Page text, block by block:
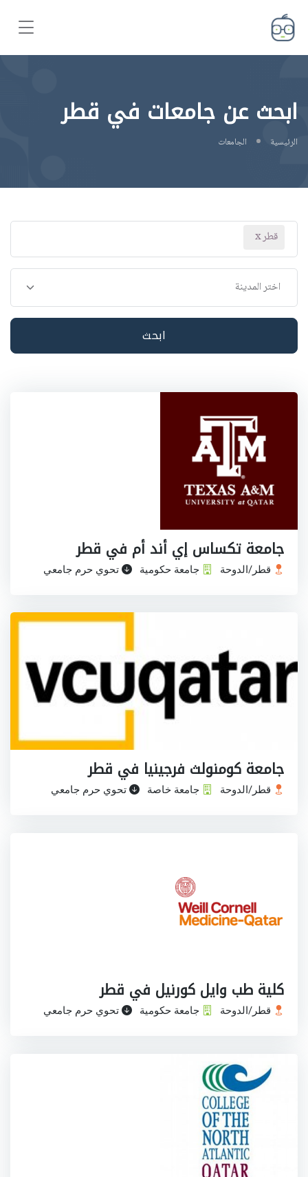
ابحث عن جامعات في قطر
الرئيسية الجامعات
قطر
ابحث
جامعة تكساس إي أند أم في قطر
قطر/الدوحة جامعة حكومية تحوي حرم جامعي
جامعة كومنولث فرجينيا في قطر
قطر/الدوحة جامعة خاصة تحوي حرم جامعي
كلية طب وايل كورنيل في قطر
قطر/الدوحة جامعة حكومية تحوي حرم جامعي